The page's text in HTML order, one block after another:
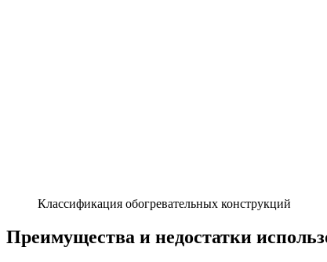
Классификация обогревательных конструкций
Преимущества и недостатки